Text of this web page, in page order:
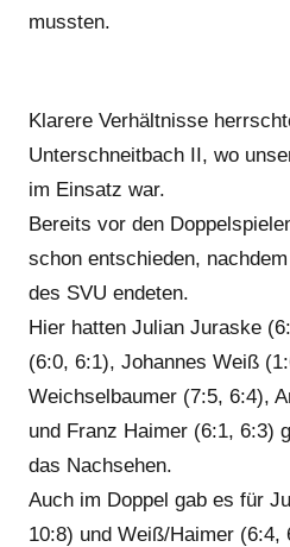
mussten.
Klarere Verhältnisse
Unterschneitbach II, wo
im Einsatz war.
Bereits vor den
schon entschieden,
des SVU endeten.
Hier hatten Julian Juraske
(6:0, 6:1), Johannes Weiß
Weichselbaumer (7:5, 6:4),
und Franz Haimer (6:1, 6:3)
das Nachsehen.
Auch im Doppel gab es für
10:8) und Weiß/Haimer (6:4,